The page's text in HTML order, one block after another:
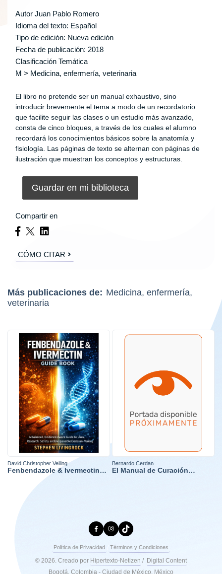
Autor Juan Pablo Romero
Idioma del texto: Español
Tipo de edición: Nueva edición
Fecha de publicación: 2018
Clasificación Temática
M > Medicina, enfermería, veterinaria
El libro no pretende ser un manual exhaustivo, sino
introducir brevemente el tema a modo de un recordatorio
que facilite seguir las clases o un estudio más avanzado,
consta de cinco bloques, a través de los cuales el alumno
recordará los conocimientos básicos sobre la anatomía y
fisiología. Las páginas de texto se alternan con páginas de
ilustración que muestran los conceptos y estructuras.
Guardar en mi biblioteca
Compartir en
CÓMO CITAR
Más publicaciones de: Medicina, enfermería,
veterinaria
David Christopher Veiling
Fenbendazole & Ivermectin
Guide Book
Bernardo Cerdan
El Manual de Curación
Política de Privacidad Términos y Condiciones
© 2026. Creado por Hipertexto-Netizen / Digital Content
Bogotá, Colombia - Ciudad de México, México